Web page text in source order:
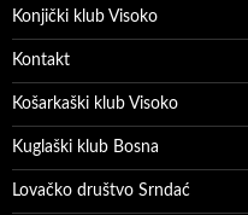
Konjički klub Visoko
Kontakt
Košarkaški klub Visoko
Kuglaški klub Bosna
Lovačko društvo Srndać